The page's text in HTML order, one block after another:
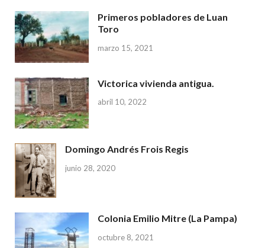
Primeros pobladores de Luan
Toro
marzo 15, 2021
Victorica vivienda antigua.
abril 10, 2022
Domingo Andrés Frois Regis
junio 28, 2020
Colonia Emilio Mitre (La Pampa)
octubre 8, 2021